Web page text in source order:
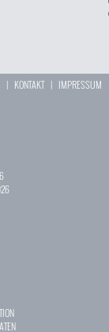
| KONTAKT| IMPRESSUM